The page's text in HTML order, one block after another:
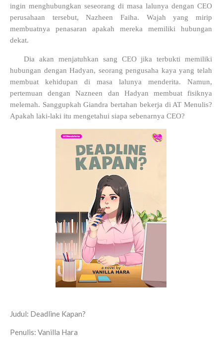
ingin menghubungkan seseorang di masa lalunya dengan CEO
perusahaan tersebut, Nazheen Faiha. Wajah yang mirip
membuatnya penasaran apakah mereka memiliki hubungan
dekat.
Dia akan menjatuhkan sang CEO jika terbukti memiliki
hubungan dengan Hadyan, seorang pengusaha kaya yang telah
membuat kehidupan di masa lalunya menderita. Namun,
pertemuan dengan Nazneen dan Hadyan membuat fisiknya
melemah. Sanggupkah Giandra bertahan bekerja di AT Menulis?
Apakah laki-laki itu mengetahui siapa sebenarnya CEO?
Judul: Deadline Kapan?
Penulis: Vanilla Hara